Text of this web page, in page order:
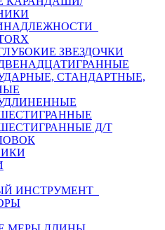
ЗВЕЗДОЧКИ
СТАНДАРТНЫЕ,
Д/Т
ИНСТРУМЕНТ